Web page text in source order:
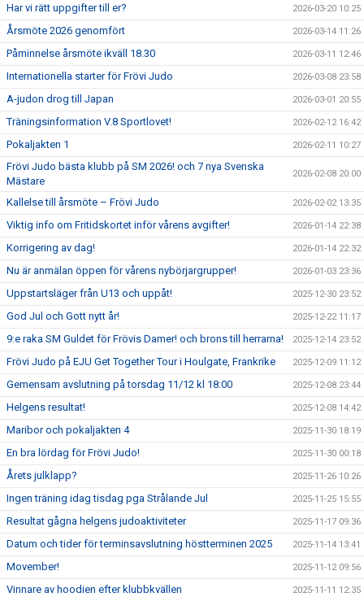
Har vi rätt uppgifter till er? 2026-03-20 10:25
Årsmöte 2026 genomfört 2026-03-14 11:26
Påminnelse årsmöte ikväll 18.30 2026-03-11 12:46
Internationella starter för Frövi Judo 2026-03-08 23:58
A-judon drog till Japan 2026-03-01 20:55
Träningsinformation V.8 Sportlovet! 2026-02-12 16:42
Pokaljakten 1 2026-02-11 10:27
Frövi Judo bästa klubb på SM 2026! och 7 nya Svenska
Mästare
2026-02-08 20:00
Kallelse till årsmöte – Frövi Judo 2026-02-02 13:35
Viktig info om Fritidskortet inför vårens avgifter! 2026-01-14 22:38
Korrigering av dag! 2026-01-14 22:32
Nu är anmälan öppen för vårens nybörjargrupper! 2026-01-03 23:36
Uppstartsläger från U13 och uppåt! 2025-12-30 23:52
God Jul och Gott nytt år! 2025-12-22 11:17
9:e raka SM Guldet för Frövis Damer! och brons till herrarna! 2025-12-14 23:52
Frövi Judo på EJU Get Together Tour i Houlgate, Frankrike 2025-12-09 11:12
Gemensam avslutning på torsdag 11/12 kl 18:00 2025-12-08 23:44
Helgens resultat! 2025-12-08 14:42
Maribor och pokaljakten 4 2025-11-30 18:19
En bra lördag för Frövi Judo! 2025-11-30 00:18
Årets julklapp? 2025-11-26 10:26
Ingen träning idag tisdag pga Strålande Jul 2025-11-25 15:55
Resultat gågna helgens judoaktiviteter 2025-11-17 09:36
Datum och tider för terminsavslutning höstterminen 2025 2025-11-14 13:41
Movember! 2025-11-12 09:56
Vinnare av hoodien efter klubbkvällen 2025-11-11 12:35